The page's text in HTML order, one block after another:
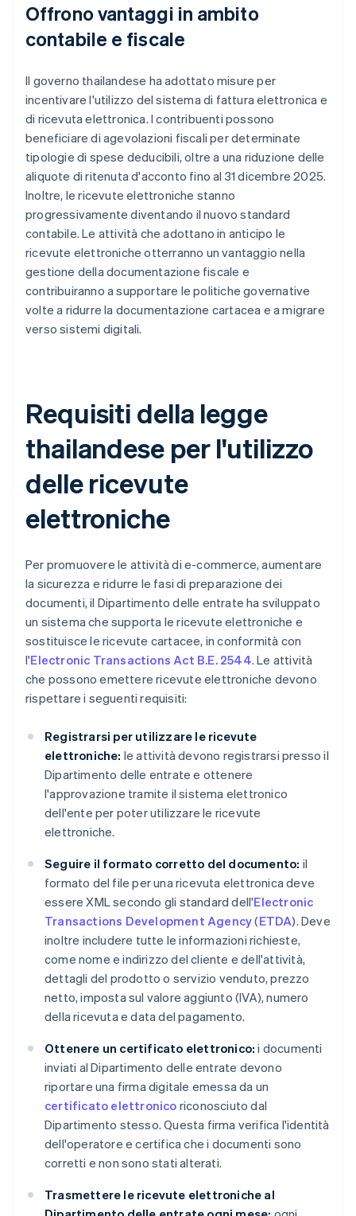
Offrono vantaggi in ambito
contabile e fiscale
Il governo thailandese ha adottato misure per
incentivare l'utilizzo del sistema di fattura elettronica e
di ricevuta elettronica. I contribuenti possono
beneficiare di agevolazioni fiscali per determinate
tipologie di spese deducibili, oltre a una riduzione delle
aliquote di ritenuta d'acconto fino al 31 dicembre 2025.
Inoltre, le ricevute elettroniche stanno
progressivamente diventando il nuovo standard
contabile. Le attività che adottano in anticipo le
ricevute elettroniche otterranno un vantaggio nella
gestione della documentazione fiscale e
contribuiranno a supportare le politiche governative
volte a ridurre la documentazione cartacea e a migrare
verso sistemi digitali.
Requisiti della legge
thailandese per l'utilizzo
delle ricevute
elettroniche
Per promuovere le attività di e-commerce, aumentare
la sicurezza e ridurre le fasi di preparazione dei
documenti, il Dipartimento delle entrate ha sviluppato
un sistema che supporta le ricevute elettroniche e
sostituisce le ricevute cartacee, in conformità con
l'Electronic Transactions Act B.E. 2544. Le attività
che possono emettere ricevute elettroniche devono
rispettare i seguenti requisiti:
Registrarsi per utilizzare le ricevute
elettroniche: le attività devono registrarsi presso il
Dipartimento delle entrate e ottenere
l'approvazione tramite il sistema elettronico
dell'ente per poter utilizzare le ricevute
elettroniche.
Seguire il formato corretto del documento: il
formato del file per una ricevuta elettronica deve
essere XML secondo gli standard dell'Electronic
Transactions Development Agency(ETDA). Deve
inoltre includere tutte le informazioni richieste,
come nome e indirizzo del cliente e dell'attività,
dettagli del prodotto o servizio venduto, prezzo
netto, imposta sul valore aggiunto (IVA), numero
della ricevuta e data del pagamento.
Ottenere un certificato elettronico: i documenti
inviati al Dipartimento delle entrate devono
riportare una firma digitale emessa da un
certificato elettronico riconosciuto dal
Dipartimento stesso. Questa firma verifica l'identità
dell'operatore e certifica che i documenti sono
corretti e non sono stati alterati.
Trasmettere le ricevute elettroniche al